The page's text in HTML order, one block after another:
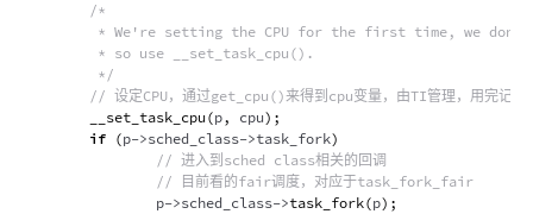
/*
* We're setting the CPU for the first time, we
         * so use __set_task_cpu().
         */
// 设定CPU，通过get_cpu()来得到cpu变量，由TI管理，用完记
__set_task_cpu(p, cpu) ;
if (p->sched_class->task_fork)
// 进入到sched class相关的回调
// 目前看的fair调度，对应于task_fork_fair
                p
->sched_class->task_fork(p) ;